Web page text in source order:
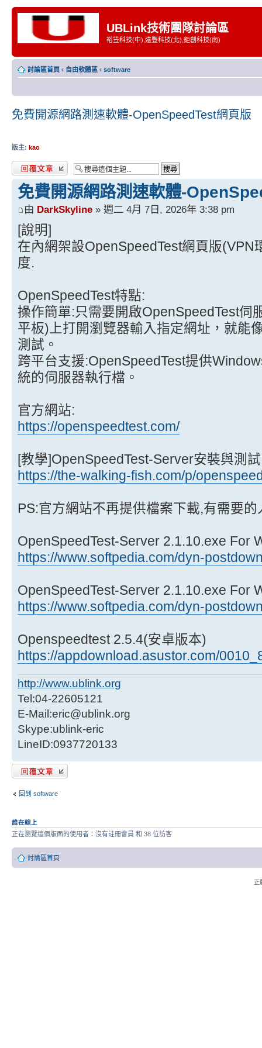
UBLink技術團隊討論區
裕笠科技(中),遠豐科技(北),鉅創科技(南)
討論區首頁 ‹ 自由軟體區 ‹ software
免費開源網路測速軟體-OpenSpeedTest網頁版
版主: kao
發表回覆
免費開源網路測速軟體-
由 DarkSkyline » 週二 4月 7日, 2026年 3:38 pm
[說明]
在內網架設OpenSpeedTest網頁版(VPN
度.
OpenSpeedTest特點:
操作簡單:只需要開啟OpenSpeedTest伺
平板)上打開瀏覽器輸入指定網址，就能
測試。
跨平台支援:OpenSpeedTest提供
統的伺服器執行檔。
官方網站:
https://openspeedtest.com/
[教學]OpenSpeedTest-Server安裝與測
https://the-walking-fish.com/p/
PS:官方網站不再提供檔案下載,有需要
OpenSpeedTest-Server 2.1.10.exe For
https://www.softpedia.com/dyn-
OpenSpeedTest-Server 2.1.10.exe For
https://www.softpedia.com/dyn-
Openspeedtest 2.5.4(安卓版本)
https://appdownload.asustor.com/
http://www.ublink.org
Tel:04-22605121
E-Mail:eric@ublink.org
Skype:ublink-eric
LineID:0937720133
發表回覆
回到 software
誰在線上
正在瀏覽這個版面的使用者：沒有註冊會員 和 38 位訪客
討論區首頁
正